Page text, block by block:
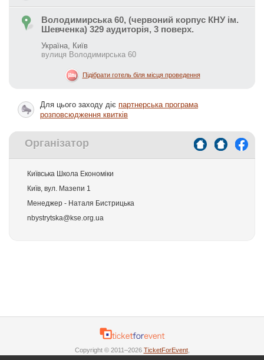
Володимирська 60, (червоний корпус КНУ ім.
Шевченка) 329 аудиторія, 3 поверх.
Україна, Київ
вулиця Володимирська 60
Підібрати готель біля місця проведення
Для цього заходу діє партнерська програма
розповсюдження квитків
Організатор
Київська Школа Економіки
Київ, вул. Мазепи 1
Менеджер - Наталя Бистрицька
nbystrytska@kse.org.ua
Copyright © 2011–2026 TicketForEvent,